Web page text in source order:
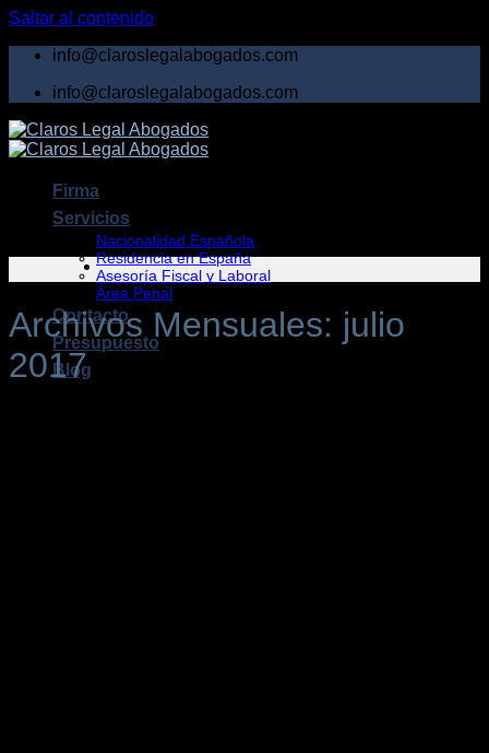
Saltar al contenido
info@claroslegalabogados.com
info@claroslegalabogados.com
Firma
Servicios
Nacionalidad Española
Residencia en España
Asesoría Fiscal y Laboral
Área Penal
Contacto
Presupuesto
Blog
Archivos Mensuales: julio
2017